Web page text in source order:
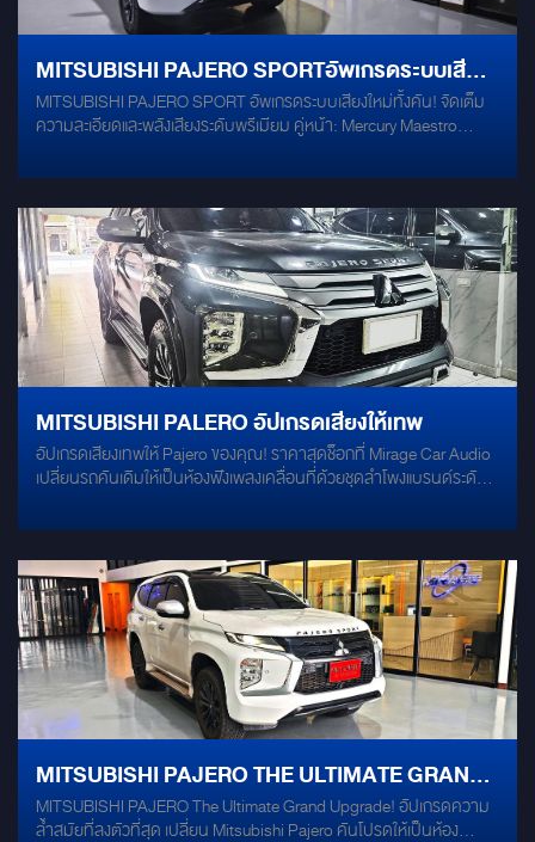
MITSUBISHI PAJERO SPORTอัพเกรดระบบเสียง
ใหม่ทั้งคัน! จัดเต็มความละเอียดและพลังเสียงระดับ
MITSUBISHI PAJERO SPORT อัพเกรดระบบเสียงใหม่ทั้งคัน! จัดเต็ม
ความละเอียดและพลังเสียงระดับพรีเมียม คู่หน้า: Mercury Maestro
Mercury Gold ครบ 4 บาน หัวใจหลัก: DSP ALPINE PXE-R80-8 —
SUBBOX ALPINE PWE-S800 ติดตั้งซ่อนใต้ฟุตวอล ลงตัวทั้งเสียงและ
ความสวยงาม เสียงดีแบบนี้... Pajero คันนี้ไม่ธรรมดาแน่นอน
MITSUBISHI PALERO อัปเกรดเสียงให้เทพ
อัปเกรดเสียงเทพให้ Pajero ของคุณ! ราคาสุดช็อกที่ Mirage Car Audio
เปลี่ยนรถคันเดิมให้เป็นห้องฟังเพลงเคลื่อนที่ด้วยชุดลำโพงแบรนด์ระดับ
รายละเอียดชุดอัปเกรด: Infinity PR603CF: ชุดลำโพงแยกชิ้นขนาด 6.5
PR603F: ลำโพงแกนร่วมขนาด 6.5 นิ้ว เติมเต็มมิติเสียงให้สมบูรณ์แบบ
ทั่วทั้งคัน Nakamichi NBF 8.1A: ซับบ็อกซ์ขนาด 8 นิ้ว ให้เสียงเบสที่นุ่ม
ลึก ทรงพลัง
MITSUBISHI PAJERO THE ULTIMATE GRAND
UPGRADE
MITSUBISHI PAJERO The Ultimate Grand Upgrade! อัปเกรดความ
ล้ำสมัยที่ลงตัวที่สุด เปลี่ยน Mitsubishi Pajero คันโปรดให้เป็นห้อง